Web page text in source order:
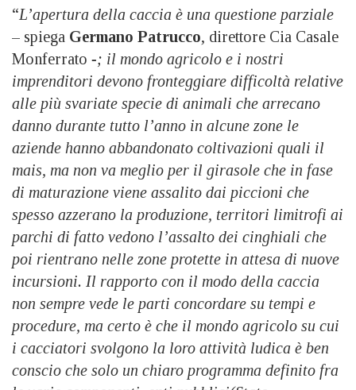
“L’apertura della caccia è una questione parziale
– spiega Germano Patrucco, direttore Cia Casale
Monferrato -; il mondo agricolo e i nostri
imprenditori devono fronteggiare difficoltà relative
alle più svariate specie di animali che arrecano
danno durante tutto l’anno in alcune zone le
aziende hanno abbandonato coltivazioni quali il
mais, ma non va meglio per il girasole che in fase
di maturazione viene assalito dai piccioni che
spesso azzerano la produzione, territori limitrofi ai
parchi di fatto vedono l’assalto dei cinghiali che
poi rientrano nelle zone protette in attesa di nuove
incursioni. Il rapporto con il modo della caccia
non sempre vede le parti concordare su tempi e
procedure, ma certo è che il mondo agricolo su cui
i cacciatori svolgono la loro attività ludica è ben
conscio che solo un chiaro programma definito fra